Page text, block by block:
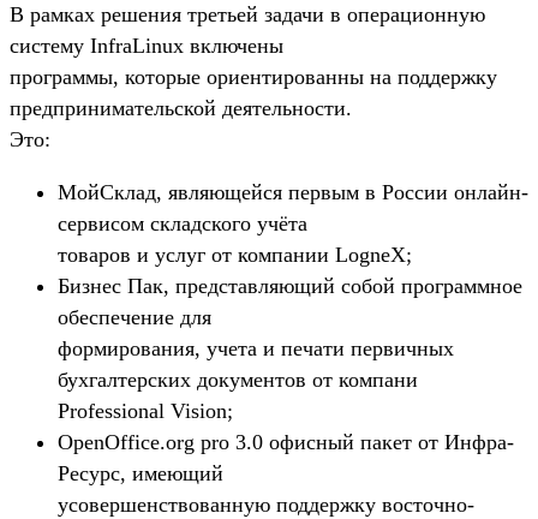
В рамках решения третьей задачи в операционную
систему InfraLinux включены
программы, которые ориентированны на поддержку
предпринимательской деятельности.
Это:
МойСклад, являющейся первым в России онлайн-
сервисом складского учёта
товаров и услуг от компании LogneX;
Бизнес Пак, представляющий собой программное
обеспечение для
формирования, учета и печати первичных
бухгалтерских документов от компани
Professional Vision;
OpenOffice.org pro 3.0 офисный пакет от Инфра-
Ресурс, имеющий
усовершенствованную поддержку восточно-